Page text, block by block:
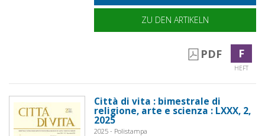
ZU DEN ARTIKELN
PDF F
HEFT
Città di vita : bimestrale di
religione, arte e scienza : LXXX, 2,
2025
2025 - Polistampa